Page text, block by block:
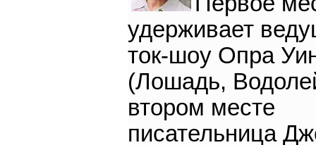
удерживает
ток-шоу Опра
(Лошадь,
втором месте
писательница